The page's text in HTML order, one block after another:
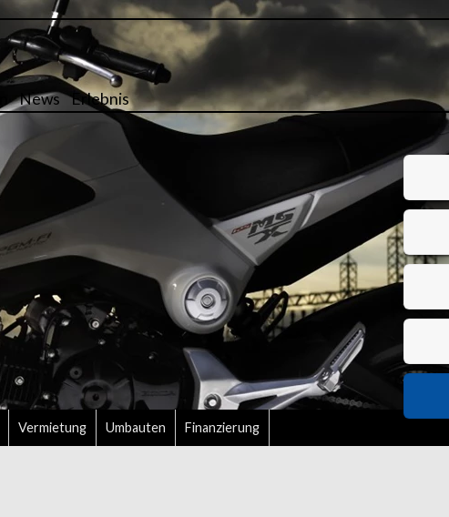
Vermietung Umbauten Finanzierung
News Erlebnis